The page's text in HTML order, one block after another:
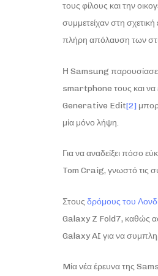
τους φίλους και την
συμμετείχαν στη
πλήρη απόλαυση των
Η Samsung παρουσίασε
smartphone τους και να
Generative Edit[2]
μία μόνο λήψη.
Για να αναδείξει πόσο
Tom Craig, γνωστό τις
Στους δρόμους του
Galaxy Z Fold7, καθώς
Galaxy AI για να
Mία νέα έρευνα της